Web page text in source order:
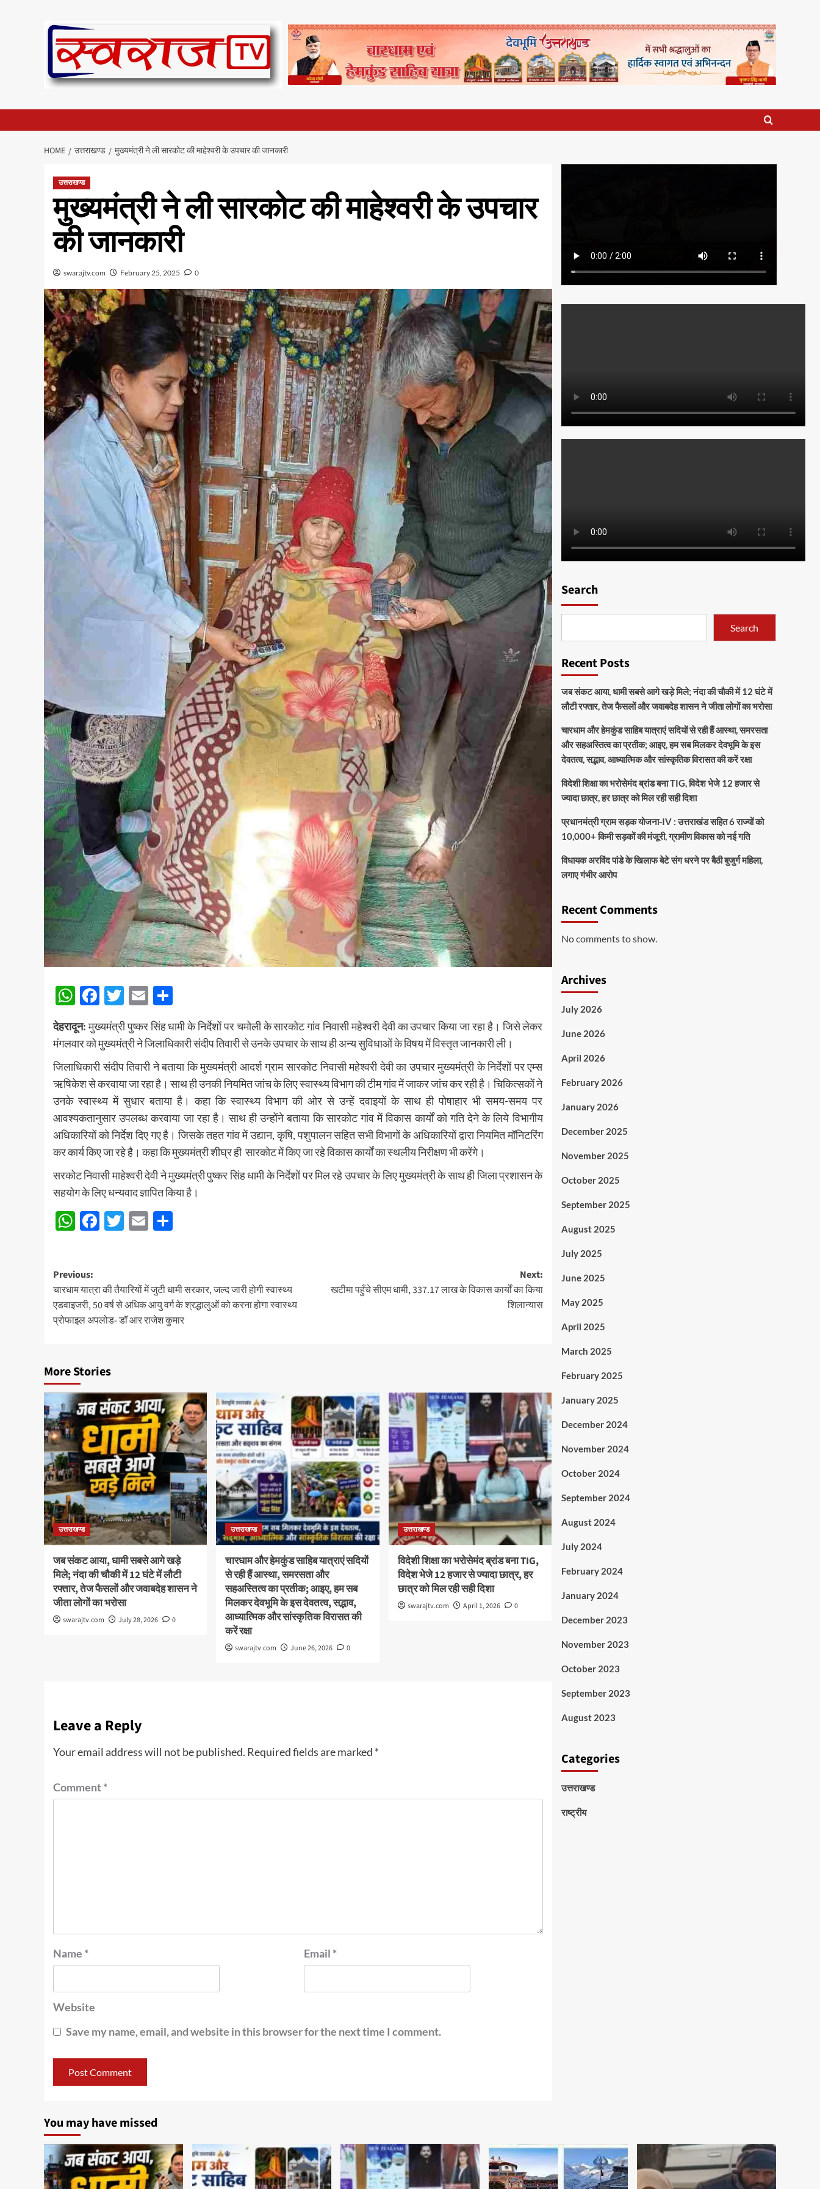
HOME उत्तराखण्ड मुख्यमंत्री ने ली सारकोट की माहेश्वरी के उपचार की जानकारी
उत्तराखण्ड
मुख्यमंत्री ने ली सारकोट की माहेश्वरी के उपचार
की जानकारी
swarajtv.com February 25, 2025 0
WhatsApp
Facebook
Twitter
Email
देहरादून:मुख्यमंत्री पुष्कर सिंह धामी के निर्देशों पर चमोली के सारकोट गांव निवासी महेश्वरी देवी का उपचार किया जा रहा है। जिसे लेकर
मंगलवार को मुख्यमंत्री ने जिलाधिकारी संदीप तिवारी से उनके उपचार के साथ ही अन्य सुविधाओं के विषय में विस्तृत जानकारी ली।
जिलाधिकारी संदीप तिवारी ने बताया कि मुख्यमंत्री आदर्श ग्राम सारकोट निवासी महेश्वरी देवी का उपचार मुख्यमंत्री के निर्देशों पर एम्स
ऋषिकेश से करवाया जा रहा है। साथ ही उनकी नियमित जांच के लिए स्वास्थ्य विभाग की टीम गांव में जाकर जांच कर रही है। चिकित्सकों ने
उनके स्वास्थ्य में सुधार बताया है। कहा कि स्वास्थ्य विभाग की ओर से उन्हें दवाइयों के साथ ही पोषाहार भी समय-समय पर
आवश्यकतानुसार उपलब्ध करवाया जा रहा है। साथ ही उन्होंने बताया कि सारकोट गांव में विकास कार्यों को गति देने के लिये विभागीय
अधिकारियों को निर्देश दिए गए है। जिसके तहत गांव में उद्यान, कृषि, पशुपालन सहित सभी विभागों के अधिकारियों द्वारा नियमित मॉनिटरिंग
कर कार्य किए जा रहे है। कहा कि मुख्यमंत्री शीघ्र ही सारकोट में किए जा रहे विकास कार्यों का स्थलीय निरीक्षण भी करेंगे।
सरकोट निवासी माहेश्वरी देवी ने मुख्यमंत्री पुष्कर सिंह धामी के निर्देशों पर मिल रहे उपचार के लिए मुख्यमंत्री के साथ ही जिला प्रशासन के
सहयोग के लिए धन्यवाद ज्ञापित किया है।
WhatsApp
Facebook
Twitter
Email
Post
navigation
Previous:
चारधाम यात्रा की तैयारियों में जुटी धामी सरकार, जल्द जारी होगी स्वास्थ्य
एडवाइजरी, 50 वर्ष से अधिक आयु वर्ग के श्रद्धालुओं को करना होगा स्वास्थ्य
प्रोफाइल अपलोड- डॉ आर राजेश कुमार
Next:
खटीमा पहुँचे सीएम धामी, 337.17 लाख के विकास कार्यों का किया
शिलान्यास
More Stories
उत्तराखण्ड
जब संकट आया, धामी सबसे आगे खड़े
मिले; नंदा की चौकी में 12 घंटे में लौटी
रफ्तार, तेज फैसलों और जवाबदेह शासन ने
जीता लोगों का भरोसा
swarajtv.com July 28, 2026 0
उत्तराखण्ड
चारधाम और हेमकुंड साहिब यात्राएं सदियों
से रही हैं आस्था, समरसता और
सहअस्तित्व का प्रतीक; आइए, हम सब
मिलकर देवभूमि के इस देवतत्व, सद्भाव,
आध्यात्मिक और सांस्कृतिक विरासत की
करें रक्षा
swarajtv.com June 26, 2026 0
उत्तराखण्ड
विदेशी शिक्षा का भरोसेमंद ब्रांड बना TIG,
विदेश भेजे 12 हजार से ज्यादा छात्र, हर
छात्र को मिल रही सही दिशा
swarajtv.com April 1, 2026 0
Leave a Reply
Your email address will not be published. Required fields are marked *
Comment*
Name * Email *
Website
Save my name, email, and website in this browser for the next time I comment.
Search
Search
Recent Posts
जब संकट आया, धामी सबसे आगे खड़े मिले; नंदा की चौकी में 12 घंटे में
लौटी रफ्तार, तेज फैसलों और जवाबदेह शासन ने जीता लोगों का भरोसा
चारधाम और हेमकुंड साहिब यात्राएं सदियों से रही हैं आस्था, समरसता
और सहअस्तित्व का प्रतीक; आइए, हम सब मिलकर देवभूमि के इस
देवतत्व, सद्भाव, आध्यात्मिक और सांस्कृतिक विरासत की करें रक्षा
विदेशी शिक्षा का भरोसेमंद ब्रांड बना TIG, विदेश भेजे 12 हजार से
ज्यादा छात्र, हर छात्र को मिल रही सही दिशा
प्रधानमंत्री ग्राम सड़क योजना-IV : उत्तराखंड सहित 6 राज्यों को
10,000+ किमी सड़कों की मंजूरी, ग्रामीण विकास को नई गति
विधायक अरविंद पांडे के खिलाफ बेटे संग धरने पर बैठी बुजुर्ग महिला,
लगाए गंभीर आरोप
Recent Comments
No comments to show.
Archives
July 2026
June 2026
April 2026
February 2026
January 2026
December 2025
November 2025
October 2025
September 2025
August 2025
July 2025
June 2025
May 2025
April 2025
March 2025
February 2025
January 2025
December 2024
November 2024
October 2024
September 2024
August 2024
July 2024
February 2024
January 2024
December 2023
November 2023
October 2023
September 2023
August 2023
Categories
उत्तराखण्ड
राष्ट्रीय
You may have missed